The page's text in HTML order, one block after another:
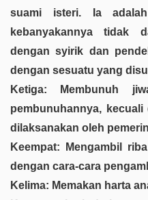
suami isteri. Ia
kebanyakannya tidak
dengan syirik dan
dengan sesuatu yang
Ketiga: Membunuh
pembunuhannya,
dilaksanakan oleh
Keempat: Mengambil
dengan cara-cara
Kelima: Memakan harta